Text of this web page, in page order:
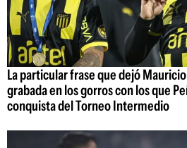
La particular frase que dejó
grabada en los gorros con los que
conquista del Torneo Intermedio